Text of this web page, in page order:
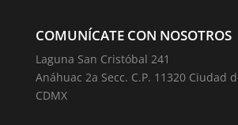
COMUNÍCATE CON NOSOTROS
Laguna San Cristóbal 241
Anáhuac 2a Secc. C.P. 11320 Ciudad
CDMX